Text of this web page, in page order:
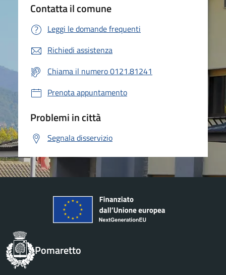
Contatta il comune
Leggi le domande frequenti
Richiedi assistenza
Chiama il numero 0121.81241
Prenota appuntamento
Problemi in città
Segnala disservizio
Pomaretto